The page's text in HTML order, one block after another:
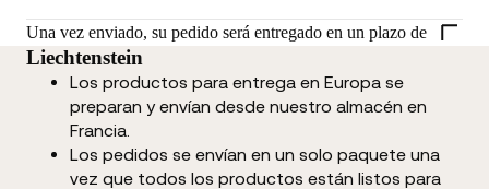
Una vez enviado, su pedido será entregado en un plazo de
Liechtenstein
Los productos para entrega en Europa se
preparan y envían desde nuestro almacén en
Francia.
Los pedidos se envían en un solo paquete una
vez que todos los productos están listos para